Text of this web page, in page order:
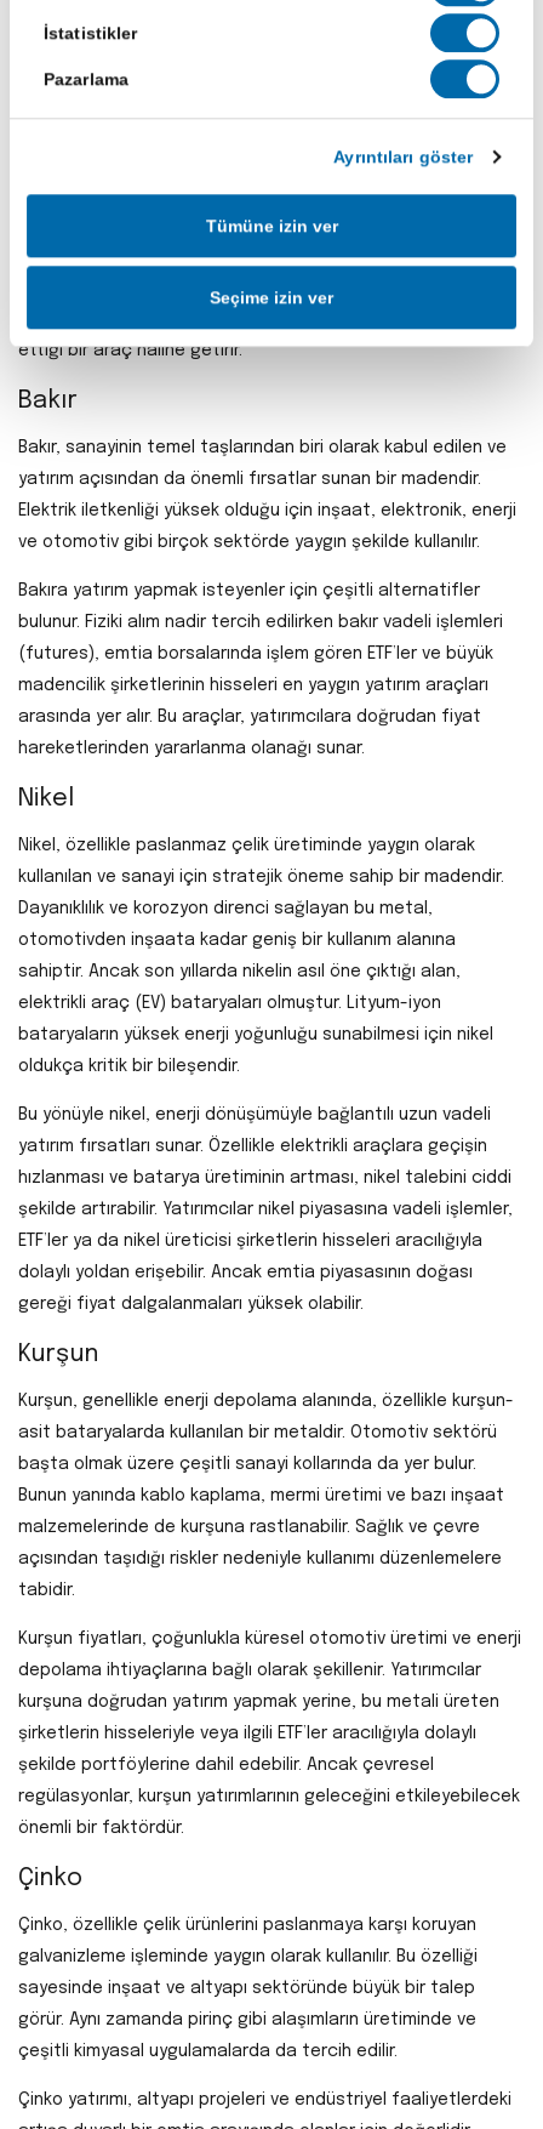
İstatistikler
Pazarlama
Ayrıntıları göster
Tümüne izin ver
Seçime izin ver
oynamalara karşı hassas olmasıyla bilinir. Küçük bir arz
daralması bile rodyum fiyatlarını hızla yukarı taşıyabilirken
taleple ilgili olumsuz beklentiler de aynı hızda düşüşlere yol
Rodyuma yatırım yapmanın en yaygın yolu fiziki alım
olmaktadır. Ancak bu yöntem hem saklama hem de likidite
açısından bazı zorluklar barındırır. Rodyum bazlı borsa yatırım
fonları (ETF) ise sınırlı sayıda bulunur ve çoğu yatırımcıya
ettiği bir araç haline getirir.
Bakır
Bakır, sanayinin temel taşlarından biri olarak kabul edilen ve
yatırım açısından da önemli fırsatlar sunan bir madendir.
Elektrik iletkenliği yüksek olduğu için inşaat, elektronik, enerji
ve otomotiv gibi birçok sektörde yaygın şekilde kullanılır.
Bakıra yatırım yapmak isteyenler için çeşitli alternatifler
bulunur. Fiziki alım nadir tercih edilirken bakır vadeli işlemleri
(futures), emtia borsalarında işlem gören ETF’ler ve büyük
madencilik şirketlerinin hisseleri en yaygın yatırım araçları
arasında yer alır. Bu araçlar, yatırımcılara doğrudan fiyat
hareketlerinden yararlanma olanağı sunar.
Nikel
Nikel, özellikle paslanmaz çelik üretiminde yaygın olarak
kullanılan ve sanayi için stratejik öneme sahip bir madendir.
Dayanıklılık ve korozyon direnci sağlayan bu metal,
otomotivden inşaata kadar geniş bir kullanım alanına
sahiptir. Ancak son yıllarda nikelin asıl öne çıktığı alan,
elektrikli araç (EV) bataryaları olmuştur. Lityum-iyon
bataryaların yüksek enerji yoğunluğu sunabilmesi için nikel
oldukça kritik bir bileşendir.
Bu yönüyle nikel, enerji dönüşümüyle bağlantılı uzun vadeli
yatırım fırsatları sunar. Özellikle elektrikli araçlara geçişin
hızlanması ve batarya üretiminin artması, nikel talebini ciddi
şekilde artırabilir. Yatırımcılar nikel piyasasına vadeli işlemler,
ETF’ler ya da nikel üreticisi şirketlerin hisseleri aracılığıyla
dolaylı yoldan erişebilir. Ancak emtia piyasasının doğası
gereği fiyat dalgalanmaları yüksek olabilir.
Kurşun
Kurşun, genellikle enerji depolama alanında, özellikle kurşun-
asit bataryalarda kullanılan bir metaldir. Otomotiv sektörü
başta olmak üzere çeşitli sanayi kollarında da yer bulur.
Bunun yanında kablo kaplama, mermi üretimi ve bazı inşaat
malzemelerinde de kurşuna rastlanabilir. Sağlık ve çevre
açısından taşıdığı riskler nedeniyle kullanımı düzenlemelere
tabidir.
Kurşun fiyatları, çoğunlukla küresel otomotiv üretimi ve enerji
depolama ihtiyaçlarına bağlı olarak şekillenir. Yatırımcılar
kurşuna doğrudan yatırım yapmak yerine, bu metali üreten
şirketlerin hisseleriyle veya ilgili ETF’ler aracılığıyla dolaylı
şekilde portföylerine dahil edebilir. Ancak çevresel
regülasyonlar, kurşun yatırımlarının geleceğini etkileyebilecek
önemli bir faktördür.
Çinko
Çinko, özellikle çelik ürünlerini paslanmaya karşı koruyan
galvanizleme işleminde yaygın olarak kullanılır. Bu özelliği
sayesinde inşaat ve altyapı sektöründe büyük bir talep
görür. Aynı zamanda pirinç gibi alaşımların üretiminde ve
çeşitli kimyasal uygulamalarda da tercih edilir.
Çinko yatırımı, altyapı projeleri ve endüstriyel faaliyetlerdeki